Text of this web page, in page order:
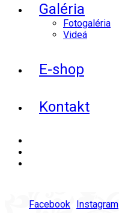
Galéria
Fotogaléria
Videá
E-shop
Kontakt
Košík
Facebook Instagram